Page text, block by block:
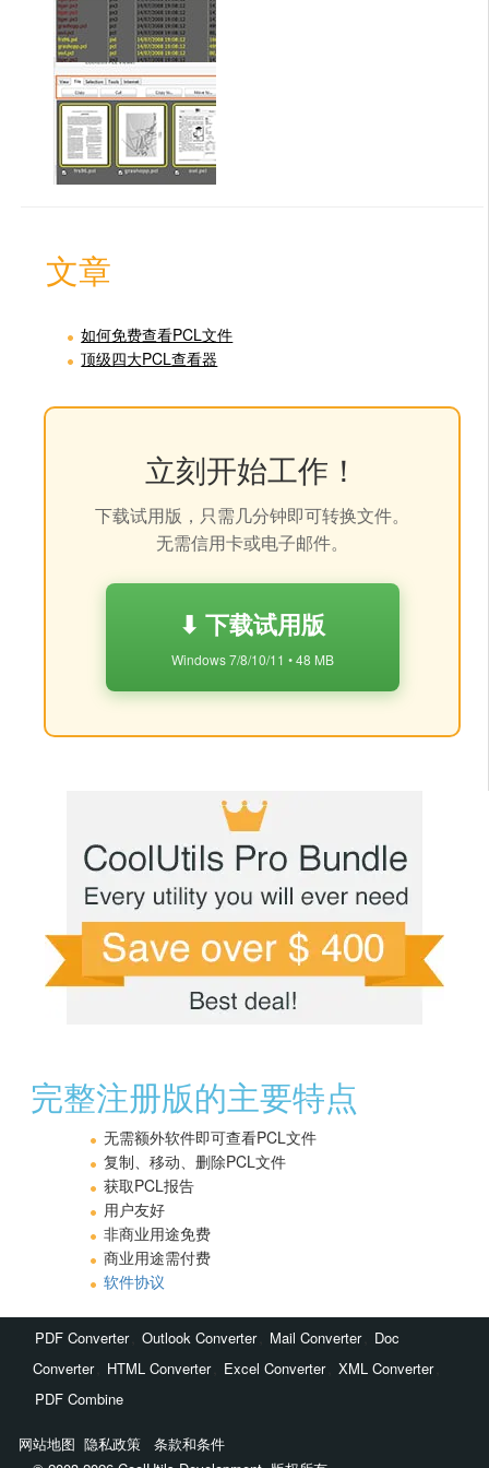
文章
如何免费查看PCL文件
顶级四大PCL查看器
立刻开始工作！
下载试用版，只需几分钟即可转换文件。
无需信用卡或电子邮件。
⬇ 下载试用版
Windows 7/8/10/11 • 48 MB
完整注册版的主要特点
无需额外软件即可查看PCL文件
复制、移动、删除PCL文件
获取PCL报告
用户友好
非商业用途免费
商业用途需付费
软件协议
PDF Converter Outlook Converter Mail Converter
Doc
Converter
HTML Converter Excel Converter XML Converter
PDF Combine
网站地图 隐私政策
条款和条件